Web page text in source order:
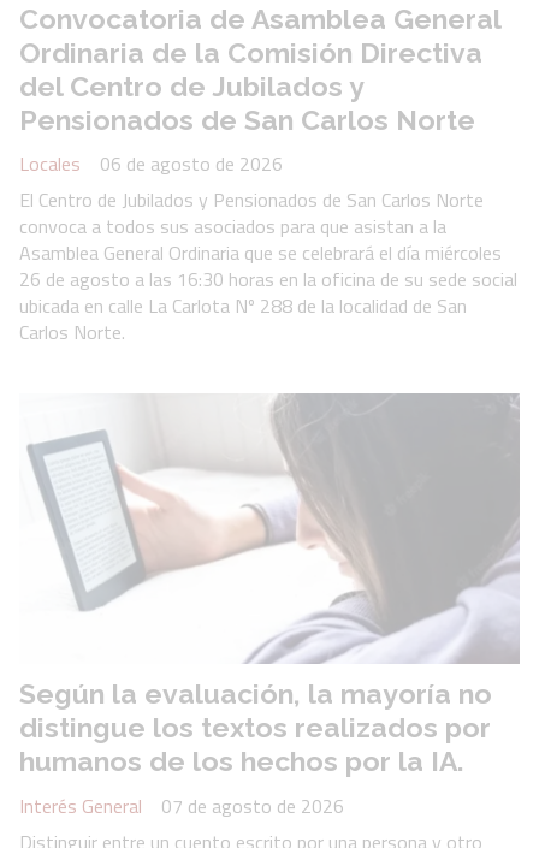
Convocatoria de Asamblea General
Ordinaria de la Comisión Directiva
del Centro de Jubilados y
Pensionados de San Carlos Norte
Locales
06 de agosto de 2026
El Centro de Jubilados y Pensionados de San Carlos Norte
convoca a todos sus asociados para que asistan a la
Asamblea General Ordinaria que se celebrará el día miércoles
26 de agosto a las 16:30 horas en la oficina de su sede social
ubicada en calle La Carlota Nº 288 de la localidad de San
Carlos Norte.
Según la evaluación, la mayoría no
distingue los textos realizados por
humanos de los hechos por la IA.
Interés General
07 de agosto de 2026
Distinguir entre un cuento escrito por una persona y otro